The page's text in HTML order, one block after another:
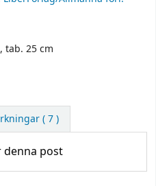
tab. 25 cm
( 7 )
denna post